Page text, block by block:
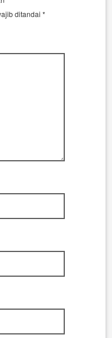
ditandai*